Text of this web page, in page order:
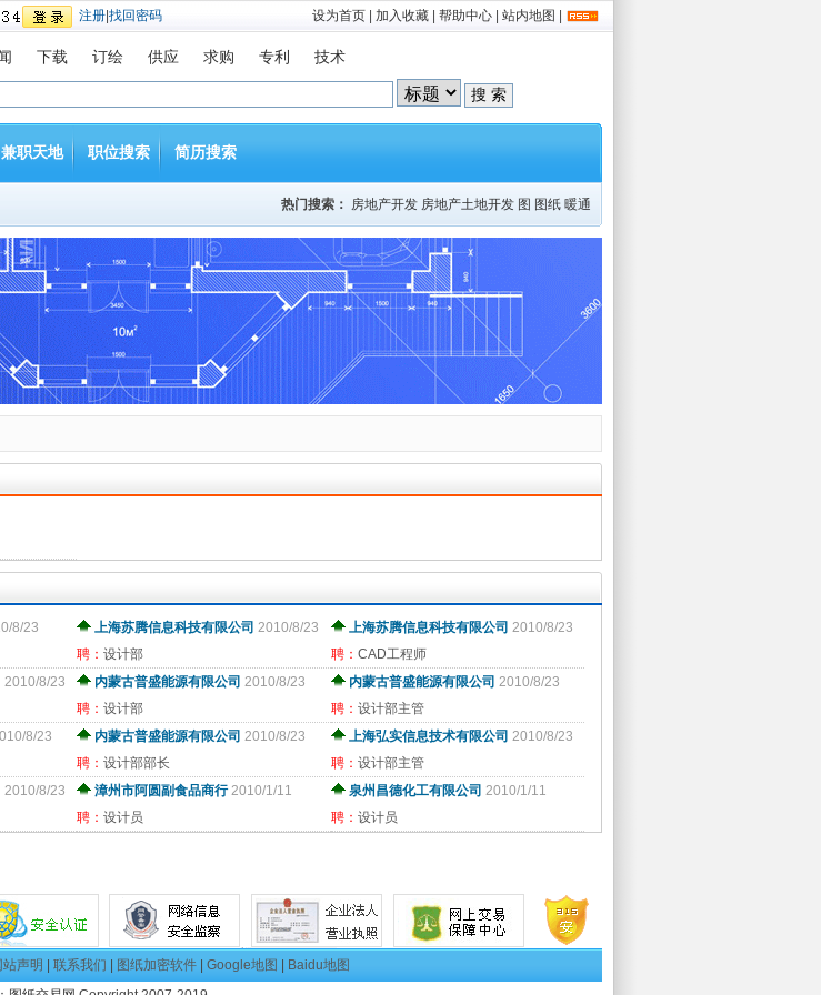
注册 找回密码 设为首页 加入收藏 帮助中心 站内地图
下载 订绘 供应 求购 专利 技术
兼职天地 职位搜索 简历搜索
热门搜索： 房地产开发 房地产土地开发 图 图纸 暖通
8/23
上海苏腾信息科技有限公司 2010/8/23
聘：设计部
上海苏腾信息科技有限公司 2010/8/23
聘： CAD工程师
2010/8/23
内蒙古普盛能源有限公司 2010/8/23
聘：设计部
内蒙古普盛能源有限公司 2010/8/23
聘： 设计部主管
8/23
内蒙古普盛能源有限公司 2010/8/23
聘：设计部部长
上海弘实信息技术有限公司 2010/8/23
聘： 设计部主管
2010/8/23
漳州市阿圆副食品商行 2010/1/11
聘：设计员
泉州昌德化工有限公司 2010/1/11
聘： 设计员
站声明 联系我们 图纸加密软件| Google地图
Baidu地图